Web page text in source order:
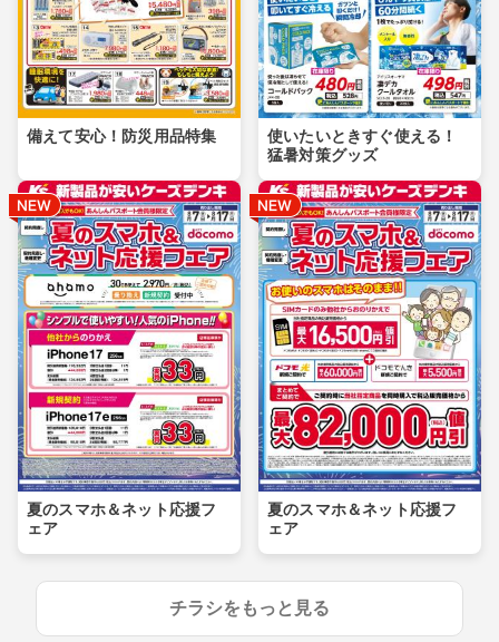
備えて安心！防災用品特集
使いたいときすぐ使える！
猛暑対策グッズ
夏のスマホ＆ネット応援フ
ェア
夏のスマホ＆ネット応援フ
ェア
チラシをもっと見る